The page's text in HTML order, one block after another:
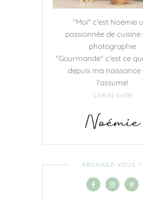
"Moi" c'est Noémie
passionnée de cuisine
photographie
"Gourmande" c'est ce
depuis ma naissance
l'assume!
Lire la suite
ABONNEZ-VOUS !!